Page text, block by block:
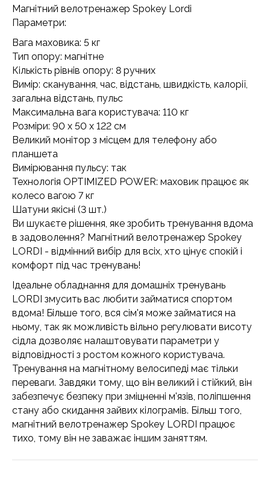
Магнітний велотренажер Spokey Lordi
Параметри:
Вага маховика: 5 кг
Тип опору: магнітне
Кількість рівнів опору: 8 ручних
Вимір: сканування, час, відстань, швидкість, калорії,
загальна відстань, пульс
Максимальна вага користувача: 110 кг
Розміри: 90 x 50 x 122 см
Великий монітор з місцем для телефону або
планшета
Вимірювання пульсу: так
Технологія OPTIMIZED POWER: маховик працює як
колесо вагою 7 кг
Шатуни якісні (3 шт.)
Ви шукаєте рішення, яке зробить тренування вдома
в задоволення? Магнітний велотренажер Spokey
LORDI - відмінний вибір для всіх, хто цінує спокій і
комфорт під час тренувань!
Ідеальне обладнання для домашніх тренувань
LORDI змусить вас любити займатися спортом
вдома! Більше того, вся сім'я може займатися на
ньому, так як можливість вільно регулювати висоту
сідла дозволяє налаштовувати параметри у
відповідності з ростом кожного користувача.
Тренування на магнітному велосипеді має тільки
переваги. Завдяки тому, що він великий і стійкий, він
забезпечує безпеку при зміцненні м'язів, поліпшення
стану або скидання зайвих кілограмів. Більш того,
магнітний велотренажер Spokey LORDI працює
тихо, тому він не заважає іншим заняттям.